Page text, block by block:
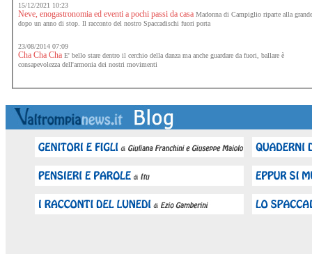
15/12/2021 10:23
Neve, enogastronomia ed eventi a pochi passi da casa Madonna di Campiglio riparte alla
dopo un anno di stop. Il racconto del nostro Spaccadischi fuori porta
23/08/2014 07:09
Cha Cha Cha E' bello stare dentro il cerchio della danza ma anche guardare da fuori, ballare è
consapevolezza dell'armonia dei nostri movimenti